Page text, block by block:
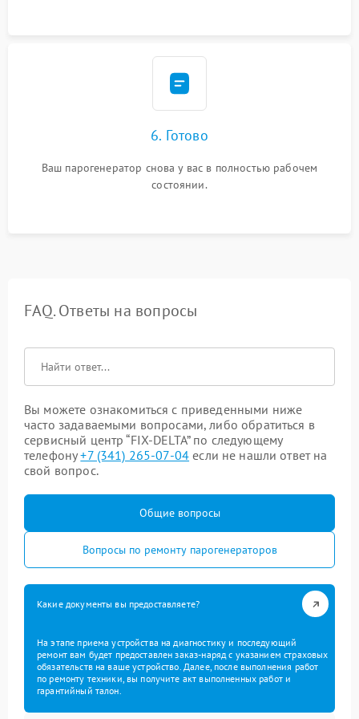
6. Готово
Ваш парогенератор снова у вас в полностью рабочем
состоянии.
FAQ. Ответы на вопросы
Вы можете ознакомиться с приведенными ниже
часто задаваемыми вопросами, либо обратиться в
сервисный центр “FIX-DELTA” по следующему
телефону+7 (341) 265-07-04 если не нашли ответ на
свой вопрос.
Общие вопросы
Вопросы по ремонту парогенераторов
Какие документы вы предоставляете?
На этапе приема устройства на диагностику и последующий
ремонт вам будет предоставлен заказ-наряд с указанием страховых
обязательств на ваше устройство. Далее, после выполнения работ
по ремонту техники, вы получите акт выполненных работ и
гарантийный талон.